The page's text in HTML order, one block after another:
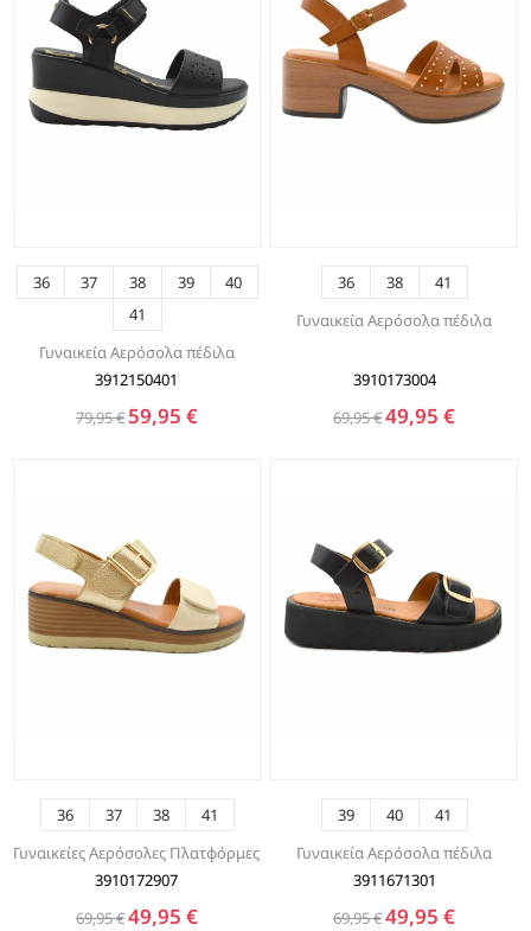
36 37 38 39
40
41
Γυναικεία Αερόσολα πέδιλα
3912150401
79,95 € 59,95 €
36 38
41
Γυναικεία Αερόσολα πέδιλα
3910173004
69,95 €49,95 €
36 37 38
41
Γυναικείες Αερόσολες Πλατφόρμες
3910172907
69,95 €49,95 €
39 40
41
Γυναικεία Αερόσολα πέδιλα
3911671301
69,95 €49,95 €